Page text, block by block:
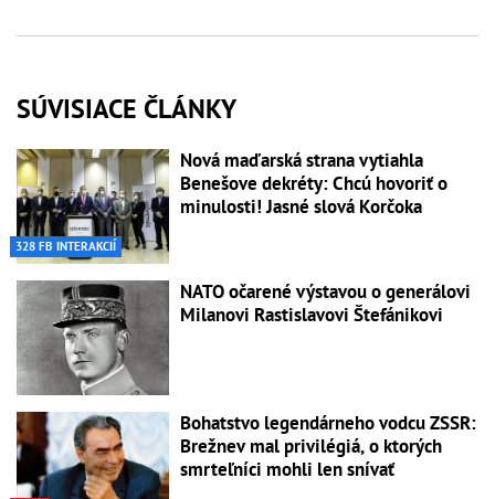
SÚVISIACE ČLÁNKY
328 FB INTERAKCIÍ
Nová maďarská strana vytiahla
Benešove dekréty: Chcú hovoriť o
minulosti! Jasné slová Korčoka
NATO očarené výstavou o generálovi
Milanovi Rastislavovi Štefánikovi
Bohatstvo legendárneho vodcu ZSSR:
Brežnev mal privilégiá, o ktorých
smrteľníci mohli len snívať